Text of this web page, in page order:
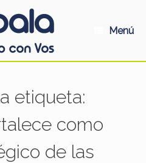
Menú
etiqueta:
como
de las